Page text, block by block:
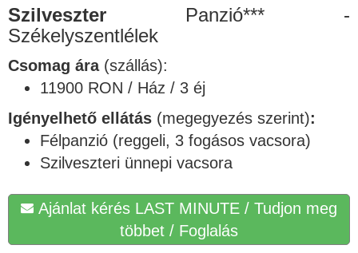
Szilveszter Panzió*** -
Székelyszentlélek
Csomag ára(szállás):
11900 RON / Ház / 3 éj
Igényelhető ellátás (megegyezés szerint):
Félpanzió (reggeli, 3 fogásos vacsora)
Szilveszteri ünnepi vacsora
Ajánlat kérés LAST MINUTE / Tudjon meg
többet / Foglalás